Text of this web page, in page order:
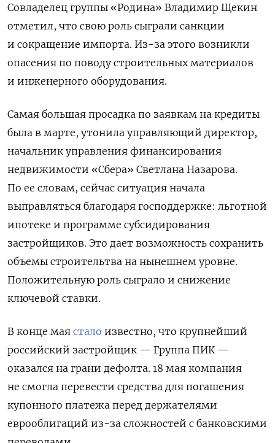
Совладелец группы «Родина» Владимир Щекин
отметил, что свою роль сыграли санкции
и сокращение импорта. Из-за этого возникли
опасения по поводу строительных материалов
и инженерного оборудования.
Самая большая просадка по заявкам на кредиты
была в марте, утонила управляющий директор,
начальник управления финансирования
недвижимости «Сбера» Светлана Назарова.
По ее словам, сейчас ситуация начала
выправляться благодаря господдержке: льготной
ипотеке и программе субсидирования
застройщиков. Это дает возможность сохранить
объемы строительтва на нынешнем уровне.
Положительную роль сыграло и снижение
ключевой ставки.
В конце мая стало известно, что крупнейший
российский застройщик — Группа ПИК —
оказался на грани дефолта. 18 мая компания
не смогла перевести средства для погашения
купонного платежа перед держателями
еврооблигаций из-за сложностей с банковскими